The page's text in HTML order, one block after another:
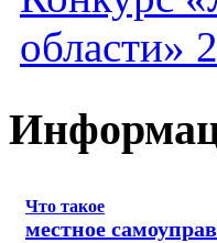
области»
Что такое
местное